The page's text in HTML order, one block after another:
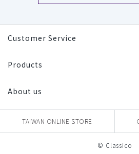
Customer Service
Products
About us
TAIWAN ONLINE STORE
© Classico